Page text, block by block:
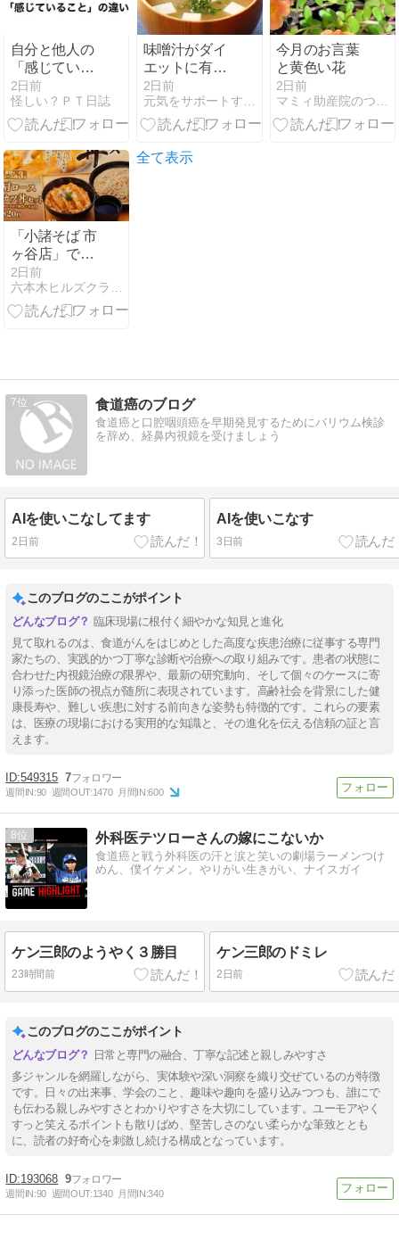
自分と他人の
「感じている
こと」の違い
2日前
怪しい？ＰＴ日誌
味噌汁がダイ
エットに有
効？
2日前
元気をサポートする集団のブログ
今月のお言葉
と黄色い花
2日前
マミィ助産院のつれづれ日記
「小諸そば 市
ヶ谷店」で
「肩ロースカ
ツ丼セット」
「かけポン鳥
2日前
六本木ヒルズクラブ産業医・産婦人科医
全て表示
7 食道癌のブログ
食道癌と口腔咽頭癌を早期発見するためにバリウム検診
を辞め、経鼻内視鏡を受けましょう
AIを使いこなしてます
2日前
AIを使いこなす
3日前
このブログのここがポイント
臨床現場に根付く細やかな知見と進化
見て取れるのは、食道がんをはじめとした高度な疾患治療に従事する専門
家たちの、実践的かつ丁寧な診断や治療への取り組みです。患者の状態に
合わせた内視鏡治療の限界や、最新の研究動向、そして個々のケースに寄
り添った医師の視点が随所に表現されています。高齢社会を背景にした健
康長寿や、難しい疾患に対する前向きな姿勢も特徴的です。これらの要素
は、医療の現場における実用的な知識と、その進化を伝える信頼の証と言
えます。
549315 7
週間IN:90 週間OUT:1470 月間IN:600
8 外科医テツローさんの嫁にこないか
食道癌と戦う外科医の汗と涙と笑いの劇場ラーメンつけ
めん、僕イケメン。やりがい生きがい、ナイスガイ
ケン三郎のようやく３勝目
23時間前
ケン三郎のドミレ
2日前
このブログのここがポイント
日常と専門の融合、丁寧な記述と親しみやすさ
多ジャンルを網羅しながら、実体験や深い洞察を織り交ぜているのが特徴
です。日々の出来事、学会のこと、趣味や趣向を盛り込みつつも、誰にで
も伝わる親しみやすさとわかりやすさを大切にしています。ユーモアやく
すっと笑えるポイントも散りばめ、堅苦しさのない柔らかな筆致ととも
に、読者の好奇心を刺激し続ける構成となっています。
193068 9
週間IN:90 週間OUT:1340 月間IN:340